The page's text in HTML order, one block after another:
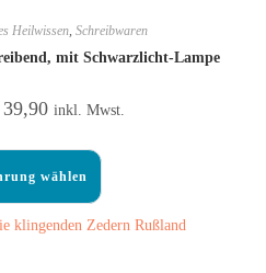
Heilwissen, Schreibwaren
mit Schwarzlicht-Lampe
39,90 inkl. Mwst.
wählen